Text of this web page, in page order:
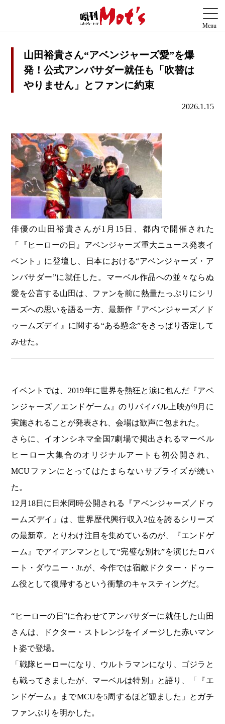
山田裕貴さん“アベンジャーズ愛”を爆
発！公式アンバサダー就任も「吹替は
やりません」とファンに約束
2026.1.15
俳優の山田裕貴さんが1月15日、都内で開催された
「『ヒーローの日』アベンジャーズ重大ニュース発表イ
ベント」に登壇し、日本における“アベンジャーズ・ア
ンバサダー”に就任した。マーベル作品への並々ならぬ
愛を公言する山田は、ファンを前に熱量たっぷりにシリ
ーズへの思いを語る一方、最新作『アベンジャーズ／ド
ゥームズデイ』に関する“ある懸念”をきっぱり否定して
みせた。
イベントでは、2019年に世界を熱狂と涙に包んだ『アベ
ンジャーズ／エンドゲーム』のリバイバル上映が9月に
実施されることが発表され、会場は歓声に包まれた。
さらに、イオンシネマ全国7劇場で掲出されるマーベル
ヒーロー大集合のオリジナルアートも初公開され、
MCUファンにとってはたまらないサプライズが続い
た。
12月18日に日米同時公開される『アベンジャーズ／ドゥ
ームズデイ』は、世界歴代興行収入2位を誇るシリーズ
の最新章。とりわけ注目を集めているのが、『エンドゲ
ーム』でアイアンマンとして“完璧な別れ”を演じたロバ
ート・ダウニー・Jr.が、今作では宿敵ドクター・ドゥー
ム役として復帰するという衝撃のキャスティングだ。
“ヒーローの日”に合わせてアンバサダーに就任した山田
さんは、ドクター・ストレンジをイメージした赤いマン
ト姿で登場。
「戦隊ヒーローになり、ウルトラマンになり、ゴジラと
も戦ってきましたが、マーベルは特別」と語り、「『エ
ンドゲーム』までMCUを5周するほど観ました」とガチ
ファンぶりを明かした。